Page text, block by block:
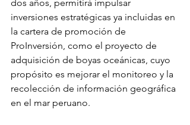
dos años, permitirá impulsar
inversiones estratégicas ya incluidas en
la cartera de promoción de
ProInversión, como el proyecto de
adquisición de boyas oceánicas, cuyo
propósito es mejorar el monitoreo y la
recolección de información geográfica
en el mar peruano.